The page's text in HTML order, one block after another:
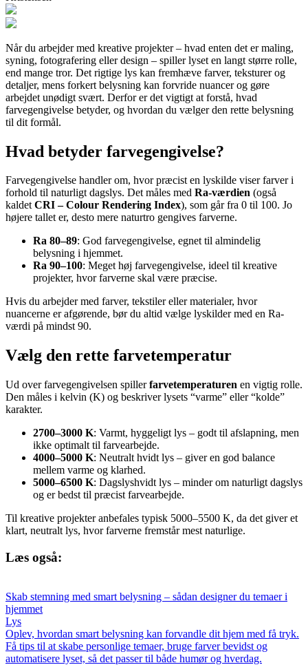
Når du arbejder med kreative projekter – hvad enten det er maling,
syning, fotografering eller design – spiller lyset en langt større rolle,
end mange tror. Det rigtige lys kan fremhæve farver, teksturer og
detaljer, mens forkert belysning kan forvride nuancer og gøre
arbejdet unødigt svært. Derfor er det vigtigt at forstå, hvad
farvegengivelse betyder, og hvordan du vælger den rette belysning
til dit formål.
Hvad betyder farvegengivelse?
Farvegengivelse handler om, hvor præcist en lyskilde viser farver i
forhold til naturligt dagslys. Det måles med Ra-værdien (også
kaldetCRI – Colour Rendering Index), som går fra 0 til 100. Jo
højere tallet er, desto mere naturtro gengives farverne.
Ra 80–89: God farvegengivelse, egnet til almindelig
belysning i hjemmet.
Ra 90–100: Meget høj farvegengivelse, ideel til kreative
projekter, hvor farverne skal være præcise.
Hvis du arbejder med farver, tekstiler eller materialer, hvor
nuancerne er afgørende, bør du altid vælge lyskilder med en Ra-
værdi på mindst 90.
Vælg den rette farvetemperatur
Ud over farvegengivelsen spillerfarvetemperaturen en vigtig rolle.
Den måles i kelvin (K) og beskriver lysets “varme” eller “kolde”
karakter.
2700–3000 K: Varmt, hyggeligt lys – godt til afslapning, men
ikke optimalt til farvearbejde.
4000–5000 K: Neutralt hvidt lys – giver en god balance
mellem varme og klarhed.
5000–6500 K: Dagslyshvidt lys – minder om naturligt dagslys
og er bedst til præcist farvearbejde.
Til kreative projekter anbefales typisk 5000–5500 K, da det giver et
klart, neutralt lys, hvor farverne fremstår mest naturlige.
Læs også:
Skab stemning med smart belysning – sådan designer du temaer i
hjemmet
Lys
Oplev, hvordan smart belysning kan forvandle dit hjem med få tryk.
Få tips til at skabe personlige temaer, bruge farver bevidst og
automatisere lyset, så det passer til både humør og hverdag.